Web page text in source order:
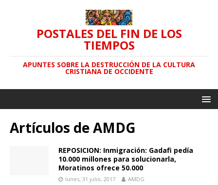
POSTALES DEL FIN DE LOS
TIEMPOS
APUNTES SOBRE LA DESTRUCCIÓN DE LA CULTURA
CRISTIANA DE OCCIDENTE
Artículos deAMDG
REPOSICION: Inmigración: Gadafi pedía
10.000 millones para solucionarla,
Moratinos ofrece 50.000
lunes, 31 julio, 2017 AMDG